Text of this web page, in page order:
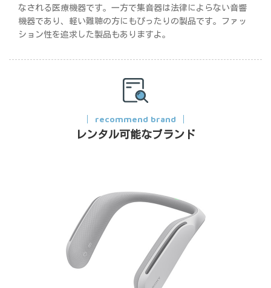
なされる医療機器です。一方で集音器は法律によらない音響
機器であり、軽い難聴の方にもぴったりの製品です。ファッ
ション性を追求した製品もありますよ。
recommend brand
レンタル可能なブランド